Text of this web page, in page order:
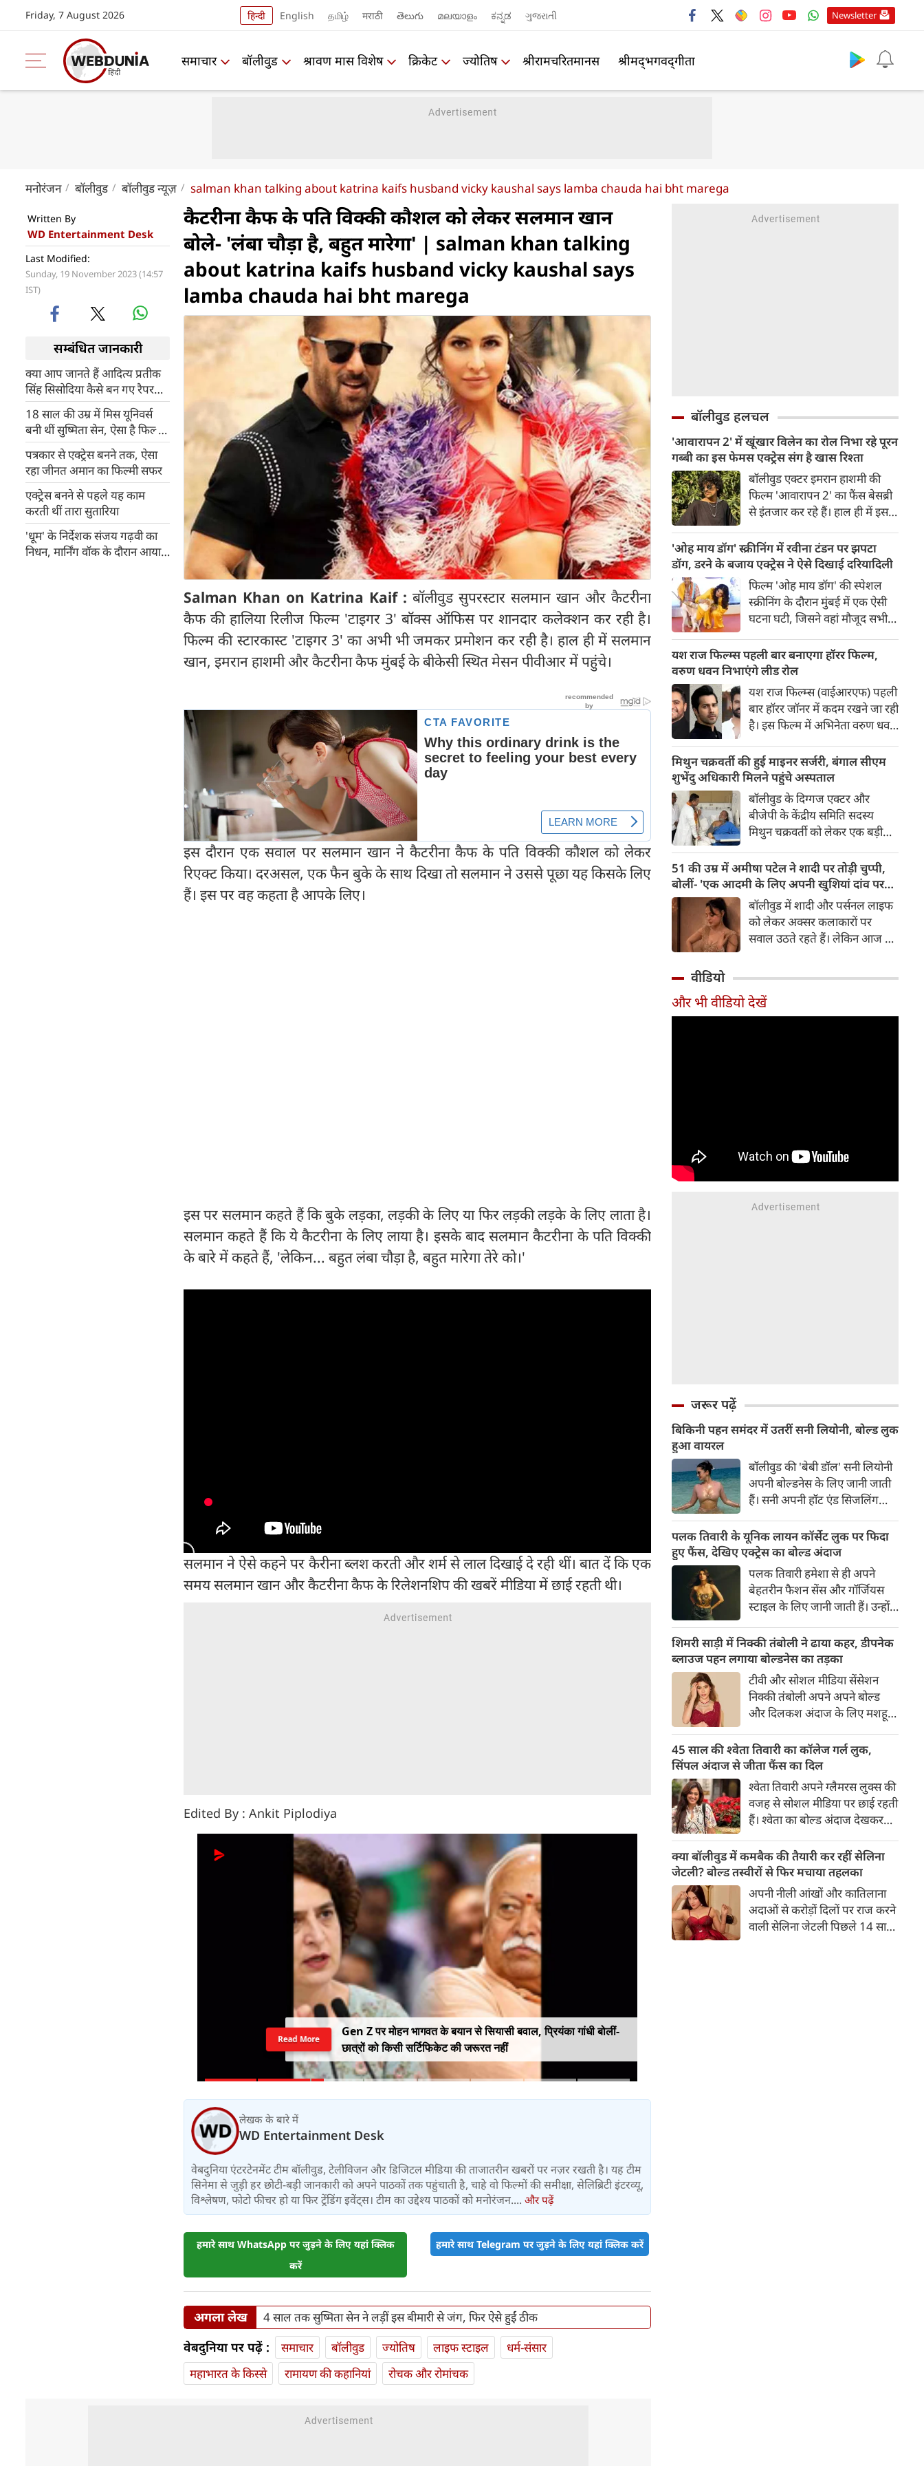
Friday, 7 August 2026 हिन्दी English தமிழ் मराठी తెలుగు മലയാളം ಕನ್ನಡ ગુજરાતી Newsletter
समाचार बॉलीवुड श्रावण मास विशेष क्रिकेट ज्योतिष श्रीरामचरितमानस श्रीमद्‍भगवद्‍गीता
मनोरंजन बॉलीवुड बॉलीवुड न्यूज़ salman khan talking about katrina kaifs husband vicky kaushal says lamba chauda hai bht marega
Written By
WD Entertainment Desk
Last Modified:
Sunday, 19 November 2023 (14:57
IST)
सम्बंधित जानकारी
क्या आप जानते हैं आदित्य प्रतीक
सिंह सिसोदिया कैसे बन गए रैपर
बादशाह?
18 साल की उम्र में मिस यूनिवर्स
बनी थीं सुष्मिता सेन, ऐसा है फिल्मी
करियर
पत्रकार से एक्ट्रेस बनने तक, ऐसा
रहा जीनत अमान का फिल्मी सफर
एक्ट्रेस बनने से पहले यह काम
करती थीं तारा सुतारिया
'धूम' के निर्देशक संजय गढ़वी का
निधन, मार्निंग वॉक के दौरान आया
कैटरीना कैफ के पति विक्की कौशल को लेकर सलमान खान
बोले- 'लंबा चौड़ा है, बहुत मारेगा' | salman khan talking
about katrina kaifs husband vicky kaushal says
lamba chauda hai bht marega
Salman Khan on Katrina Kaif : बॉलीवुड सुपरस्टार सलमान खान और कैटरीना
कैफ की हालिया रिलीज फिल्म 'टाइगर 3' बॉक्स ऑफिस पर शानदार कलेक्शन कर रही है।
फिल्म की स्टारकास्ट 'टाइगर 3' का अभी भी जमकर प्रमोशन कर रही है। हाल ही में सलमान
खान, इमरान हाशमी और कैटरीना कैफ मुंबई के बीकेसी स्थित मेसन पीवीआर में पहुंचे।
इस दौरान एक सवाल पर सलमान खान ने कैटरीना कैफ के पति विक्की कौशल को लेकर
रिएक्ट किया। दरअसल, एक फैन बुके के साथ दिखा तो सलमान ने उससे पूछा यह किसके लिए
हैं। इस पर वह कहता है आपके लिए।
इस पर सलमान कहते हैं कि बुके लड़का, लड़की के लिए या फिर लड़की लड़के के लिए लाता है।
सलमान कहते हैं कि ये कैटरीना के लिए लाया है। इसके बाद सलमान कैटरीना के पति विक्की
के बारे में कहते हैं, 'लेकिन... बहुत लंबा चौड़ा है, बहुत मारेगा तेरे को।'
सलमान ने ऐसे कहने पर कैरीना ब्लश करती और शर्म से लाल दिखाई दे रही थीं। बात दें कि एक
समय सलमान खान और कैटरीना कैफ के रिलेशनशिप की खबरें मीडिया में छाई रहती थी।
Edited By : Ankit Piplodiya
Gen Z पर मोहन भागवत के बयान से सियासी बवाल, प्रियंका गांधी बोलीं-
छात्रों को किसी सर्टिफिकेट की जरूरत नहीं
Read More
लेखक के बारे में
WD Entertainment Desk
वेबदुनिया एंटरटेनमेंट टीम बॉलीवुड, टेलीविजन और डिजिटल मीडिया की ताजातरीन खबरों पर नज़र रखती है। यह टीम
सिनेमा से जुड़ी हर छोटी-बड़ी जानकारी को अपने पाठकों तक पहुंचाती है, चाहे वो फिल्मों की समीक्षा, सेलिब्रिटी इंटरव्यू,
विश्लेषण, फोटो फीचर हो या फिर ट्रेंडिंग इवेंट्स। टीम का उद्देश्य पाठकों को मनोरंजन.... और पढ़ें
हमारे साथ WhatsApp पर जुड़ने के लिए यहां क्लिक
करें
हमारे साथ Telegram पर जुड़ने के लिए यहां क्लिक करें
अगला लेख 4 साल तक सुष्‍मिता सेन ने लड़ीं इस बीमारी से जंग, फिर ऐसे हुईं ठीक
वेबदुनिया पर पढ़ें : समाचार बॉलीवुड ज्योतिष लाइफ स्‍टाइल
धर्म-संसार
महाभारत के किस्से
रामायण की कहानियां रोचक और रोमांचक
बॉलीवुड हलचल
'आवारापन 2' में खूंखार विलेन का रोल निभा रहे पूरन
गब्बी का इस फेमस एक्ट्रेस संग है खास रिश्ता
बॉलीवुड एक्टर इमरान हाशमी की
फिल्म 'आवारापन 2' का फैंस बेसब्री
से इंतजार कर रहे हैं। हाल ही में इस
दर्शकों का जबरदस्त रिस्पॉन्स मिला।
ट्रेलर में जितना इमरान हाशमी छाए
रहे उतना ही फिल्म के विलेन को भी
स्पेस मिला है।
'ओह माय डॉग' स्क्रीनिंग में रवीना टंडन पर झपटा
डॉग, डरने के बजाय एक्ट्रेस ने ऐसे दिखाई दरियादिली
फिल्म 'ओह माय डॉग' की स्पेशल
स्क्रीनिंग के दौरान मुंबई में एक ऐसी
घटना घटी, जिसने वहां मौजूद सभी
पैपराजी को पोज दे रहीं बॉलीवुड की
अभिनेत्री रवीना टंडन पर फिल्म का
चार पैरों वाला मुख्य कलाकार (डॉग
स्टार) अचानक बेकाबू होकर झपट
पड़ा।
यश राज फिल्म्स पहली बार बनाएगा हॉरर फिल्म,
वरुण धवन निभाएंगे लीड रोल
यश राज फिल्म्स (वाईआरएफ) पहली
बार हॉरर जॉनर में कदम रखने जा रही
है। इस फिल्म में अभिनेता वरुण धवन
निर्देशन और पटकथा की जिम्मेदारी
'रॉकेट बॉयज़' से चर्चित अभय पन्नू
संभालेंगे। फिल्म की शूटिंग इस वर्ष के
अंत में शुरू होने की योजना है और
इसे वर्ष 2027 में दुनियाभर के
सिनेमाघरों में रिलीज़ किया जाएगा।
मिथुन चक्रवर्ती की हुई माइनर सर्जरी, बंगाल सीएम
शुभेंदु अधिकारी मिलने पहुंचे अस्पताल
बॉलीवुड के दिग्गज एक्टर और
बीजेपी के केंद्रीय समिति सदस्य
मिथुन चक्रवर्ती को लेकर एक बड़ी
समस्याओं के चलते उन्हें कोलकाता
के एक निजी अस्पताल में भर्ती
कराया गया है, जहां डॉक्टरों की टीम
ने उनके दाहिने हाथ की एक माइनर
सर्जरी की है।
51 की उम्र में अमीषा पटेल ने शादी पर तोड़ी चुप्पी,
बोलीं- 'एक आदमी के लिए अपनी खुशियां दांव पर
नहीं लगा सकती' बॉलीवुड में शादी और पर्सनल लाइफ
को लेकर अक्सर कलाकारों पर
सवाल उठते रहते हैं। लेकिन आज के
और सुष्मिता सेन जैसी हस्तियों के
बाद अब 'गदर' फेम अभिनेत्री अमीषा
वीडियो
और भी वीडियो देखें
जरूर पढ़ें
बिकिनी पहन समंदर में उतरीं सनी लियोनी, बोल्ड लुक
हुआ वायरल
बॉलीवुड की 'बेबी डॉल' सनी लियोनी
अपनी बोल्डनेस के लिए जानी जाती
हैं। सनी अपनी हॉट एंड सिजलिंग
रहती हैं। फैंस सनी लियोनी की तस्वीरों
का बेसब्री से इंतजार करते हैं। इस बार
सनी लियोनी ने मालदीव वेकेशन से
अपनी कुछ बोल्ड तस्वीरें शेयर की है।
पलक तिवारी के यूनिक लायन कॉर्सेट लुक पर फिदा
हुए फैंस, देखिए एक्ट्रेस का बोल्ड अंदाज
पलक तिवारी हमेशा से ही अपने
बेहतरीन फैशन सेंस और गॉर्जियस
स्टाइल के लिए जानी जाती हैं। उन्होंने
फिर फैंस का दिल जीत लिया है।
पलक ने एक बेहद यूनीक और
स्टाइलिश गोल्डन कॉर्सेट टॉप में
अपनी कुछ तस्वीरें शेयर की है।
शिमरी साड़ी में निक्की तंबोली ने ढाया कहर, डीपनेक
ब्लाउज पहन लगाया बोल्डनेस का तड़का
टीवी और सोशल मीडिया सेंसेशन
निक्की तंबोली अपने अपने बोल्ड
और दिलकश अंदाज के लिए मशहूर
इंटरनेट पर तहलका मचाती रहती हैं।
इस बार निक्की ने मरून कलर की
साड़ी में अपनी कुछ सुपर सिजलिंग
तस्वीरें शेयर की है। खूबसूरत शिमरी
साड़ी में निक्की की अदाएं देखने
लायक है।
45 साल की श्वेता तिवारी का कॉलेज गर्ल लुक,
सिंपल अंदाज से जीता फैंस का दिल
श्वेता तिवारी अपने ग्लैमरस लुक्स की
वजह से सोशल मीडिया पर छाई रहती
हैं। श्वेता का बोल्ड अंदाज देखकर
बच्चों की मां हैं। 45 साल की श्वेता
तिवारी की तस्वीरों पर फैंस जमकर
प्यार लुटाते हैं। इस बार श्वेता तिवारी
ने वेकेशन से अपनी कुछ तस्वीरें शेयर
की है।
क्या बॉलीवुड में कमबैक की तैयारी कर रहीं सेलिना
जेटली? बोल्ड तस्वीरों से फिर मचाया तहलका
अपनी नीली आंखों और कातिलाना
अदाओं से करोड़ों दिलों पर राज करने
वाली सेलिना जेटली पिछले 14 साल